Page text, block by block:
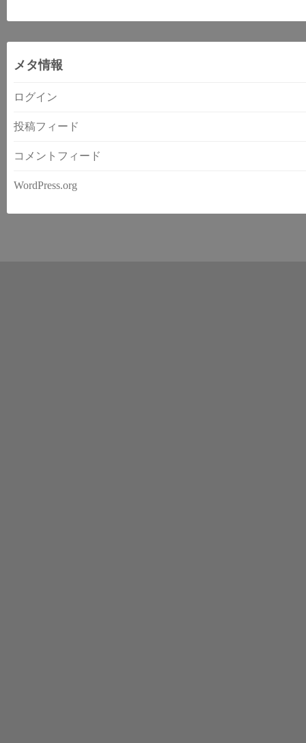
メタ情報
ログイン
投稿フィード
コメントフィード
WordPress.org